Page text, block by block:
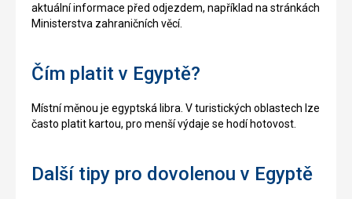
aktuální informace před odjezdem, například na stránkách
Ministerstva zahraničních věcí.
Čím platit v Egyptě?
Místní měnou je egyptská libra. V turistických oblastech lze
často platit kartou, pro menší výdaje se hodí hotovost.
Další tipy pro dovolenou v Egyptě